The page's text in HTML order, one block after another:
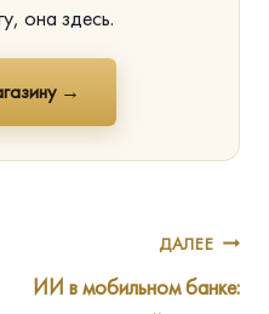
она здесь.
→
ДАЛЕЕ
ИИ в мобильном банке: